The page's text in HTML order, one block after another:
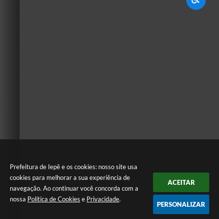
Prefeitura de Iepê e os cookies: nosso site usa
cookies para melhorar a sua experiência de
navegação. Ao continuar você concorda com a
nossa Política de Cookies e Privacidade.
ACEITAR
PERSONALIZAR